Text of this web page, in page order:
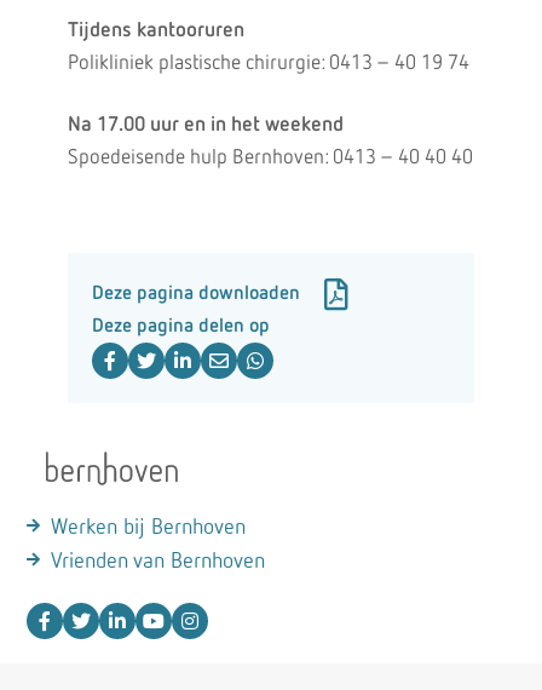
Tijdens kantooruren
Polikliniek plastische chirurgie: 0413 – 40 19 74
Na 17.00 uur en in het weekend
Spoedeisende hulp Bernhoven: 0413 – 40 40 40
Deze pagina downloaden
Deze pagina delen op
Werken bij Bernhoven
Vrienden van Bernhoven